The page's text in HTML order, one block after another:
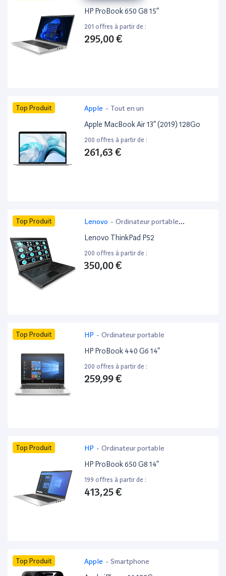
HP ProBook 650 G8 15”
201 offres à partir de :
295,00 €
Top Produit Apple - Tout en un
Apple MacBook Air 13” (2019) 128Go
200 offres à partir de :
261,63 €
Top Produit Lenovo - Ordinateur portable
bureautique
Lenovo ThinkPad P52
200 offres à partir de :
350,00 €
Top Produit HP - Ordinateur portable
HP ProBook 440 G6 14”
200 offres à partir de :
259,99 €
Top Produit HP - Ordinateur portable
HP ProBook 650 G8 14”
199 offres à partir de :
413,25 €
Top Produit Apple - Smartphone